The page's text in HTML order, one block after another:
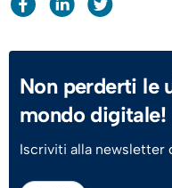
Non perderti le
mondo digitale!
Iscriviti alla newsletter